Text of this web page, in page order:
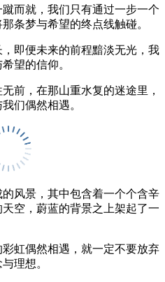
而就，我们只有通过一步一个
条梦与希望的终点线触碰。
即便未来的前程黯淡无光，我
望的信仰。
前，在那山重水复的迷途里，
们偶然相遇。
风景，其中包含着一个个含辛
空，蔚蓝的背景之上架起了一
虹偶然相遇，就一定不要放弃
理想。